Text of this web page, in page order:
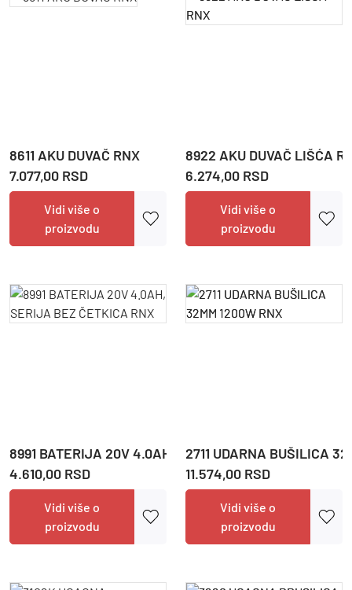
8611 AKU DUVAČ RNX
7.077,00 RSD
Vidi više o
proizvodu
8922 AKU DUVAČ LIŠĆA
6.274,00 RSD
Vidi više o
proizvodu
8991 BATERIJA 20V 4.0AH, SERIJA BEZ ČETKICA RNX
4.610,00 RSD
Vidi više o
proizvodu
2711 UDARNA BUŠILICA
11.574,00 RSD
Vidi više o
proizvodu